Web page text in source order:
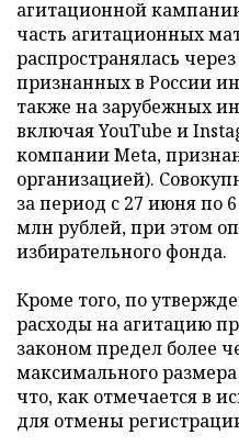
агитационной
часть агитационных
распространялась
признанных в России
также на зарубежных
включая YouTube и
компании Meta,
организацией).
за период с 27 июня по
млн рублей, при этом
избирательного фонда.
Кроме того, по
расходы на агитацию
законом предел более
максимального
что, как отмечается в
для отмены